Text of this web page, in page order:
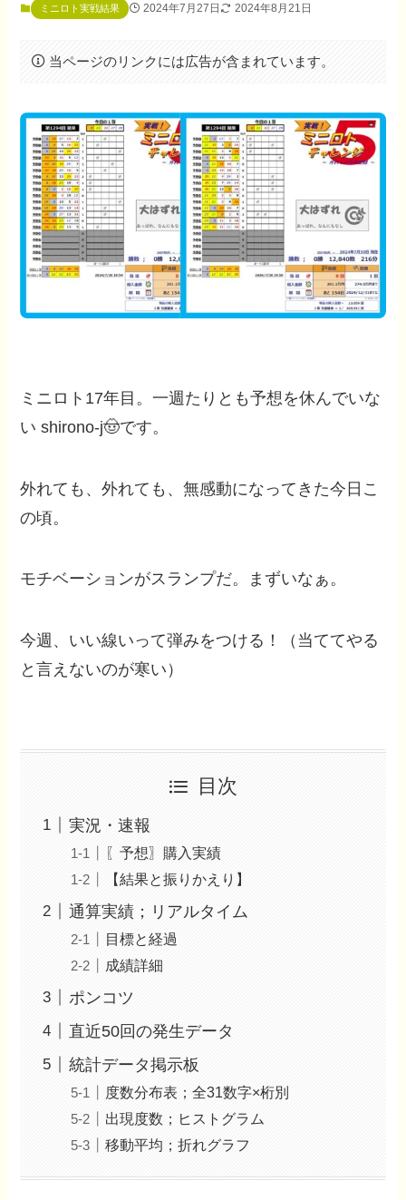
ミニロト実戦結果 2024年7月27日 2024年8月21日
当ページのリンクには広告が含まれています。
ミニロト17年目。一週たりとも予想を休んでいな
い shirono-j🤠です。
外れても、外れても、無感動になってきた今日こ
の頃。
モチベーションがスランプだ。まずいなぁ。
今週、いい線いって弾みをつける！（当ててやる
と言えないのが寒い）
目次
実況・速報
〖予想〗購入実績
【結果と振りかえり】
通算実績；リアルタイム
目標と経過
成績詳細
ポンコツ
直近50回の発生データ
統計データ掲示板
度数分布表；全31数字×桁別
出現度数；ヒストグラム
移動平均；折れグラフ